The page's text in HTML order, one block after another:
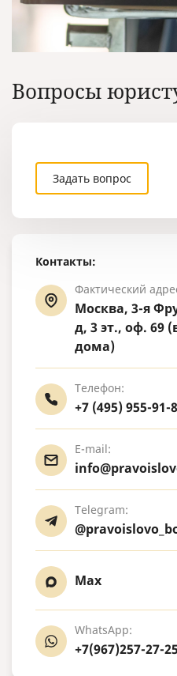
Контакты:
Фактический
Москва, 3-я
д, 3 эт., оф. 69
дома)
Телефон:
+7 (495) 955-91-
E-mail:
Telegram:
Max
WhatsApp:
+7(967)257-27-
Вопросы
Задать вопрос